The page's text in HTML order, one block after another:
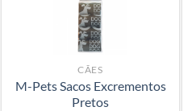
CÃES
M-Pets Sacos Excrementos
Pretos